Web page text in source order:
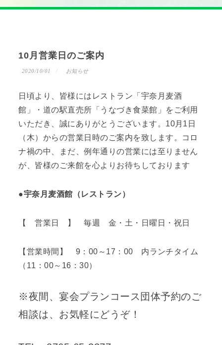
10月営業日のご案内
2020/10/01 お知らせ
日頃より、皆様にはレストラン「宇奈月麦酒
館」・道の駅直売所「うなづき食菜館」をご利用
いただき、誠にありがとうございます。10月1日
（木）からの営業日時のご案内を致します。コロ
ナ禍の中、まだ、例年通りの営業には至りません
が、皆様のご来館を心よりお待ちしております
●宇奈月麦酒館（レストラン）
【 営業日 】 毎週 金・土・日曜日・祝日
【営業時間】 9：00～17：00 内ランチタイム
（11：00～16：30）
※夜間、宴会プランコース団体予約のご
相談は、お気軽にどうぞ！